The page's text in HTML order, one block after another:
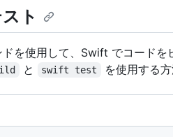
ト
を使用して、Swift でコードを
と swift test を使用する方